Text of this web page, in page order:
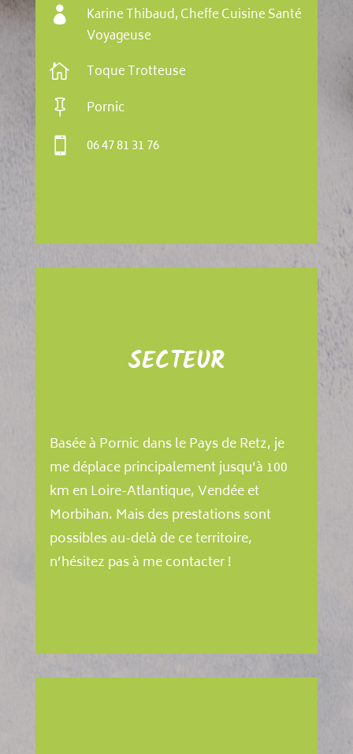

Karine Thibaud, Cheffe Cuisine Santé
Voyageuse
 Toque Trotteuse
 Pornic
06 47 81 31 76
SECTEUR
Basée à Pornic dans le Pays de Retz, je
me déplace principalement jusqu'à 100
km en Loire-Atlantique, Vendée et
Morbihan. Mais des prestations sont
possibles au-delà de ce territoire,
n’hésitez pas à me contacter !